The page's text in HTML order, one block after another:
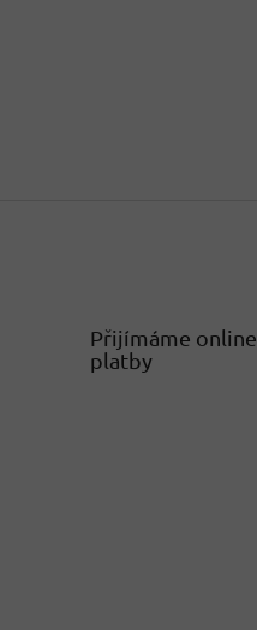
Přijímáme online
platby